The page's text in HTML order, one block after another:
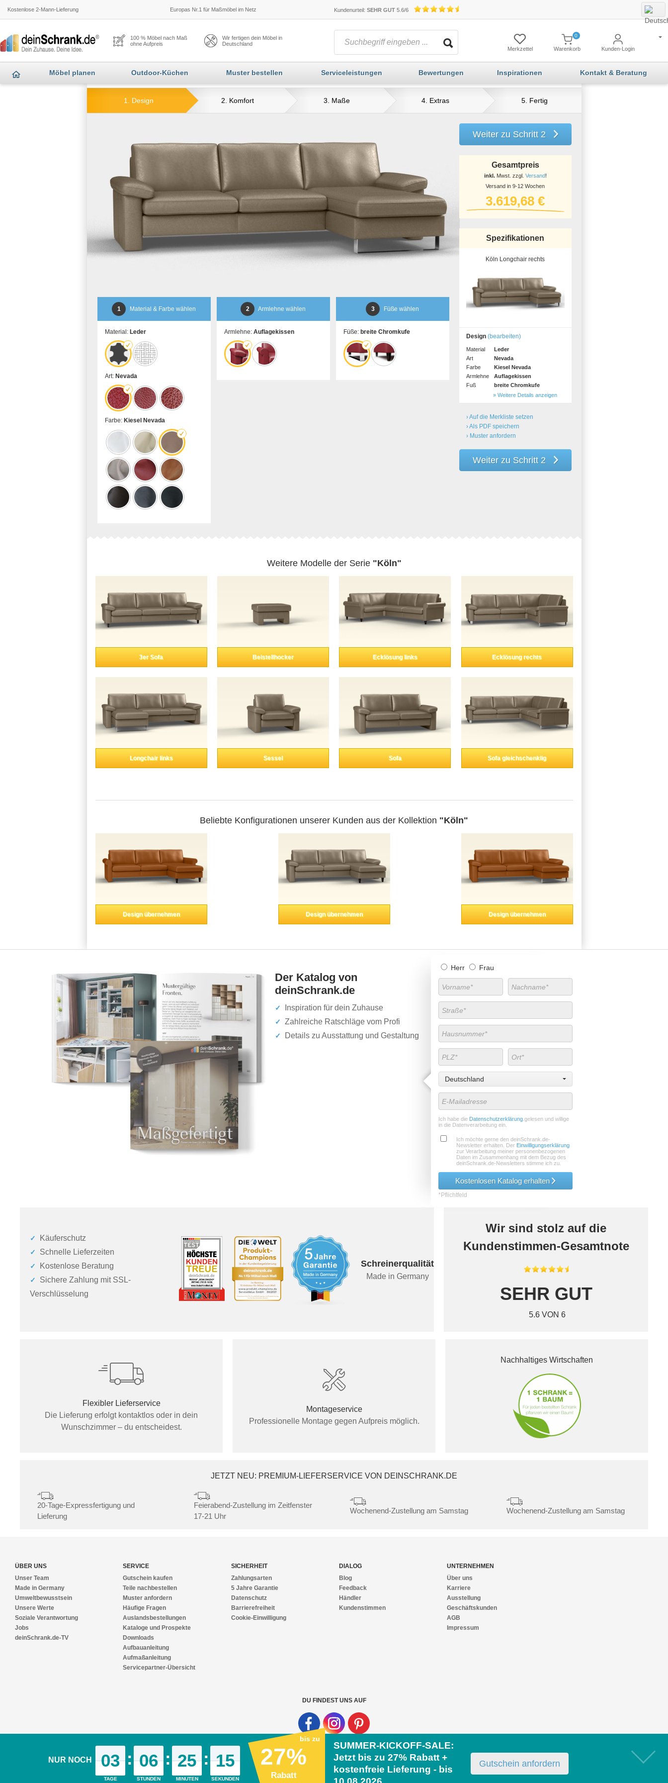
Kostenlose 2-Mann-Lieferung Europas Nr.1 für Maßmöbel im Netz Kundenurteil: SEHR GUT 5.6/6
100 % Möbel nach Maß
ohne Aufpreis
Wir fertigen dein Möbel in
Deutschland
Merkzettel
Warenkorb
0
Kunden-Login
Möbel planen Outdoor-Küchen Muster bestellen Serviceleistungen Bewertungen Inspirationen Kontakt & Beratung
5. Fertig
4. Extras
3. Maße
2. Komfort
1. Design
1 Material & Farbe wählen
Material: Leder
Art: Nevada
Farbe: Kiesel Nevada
2 Armlehne wählen
Armlehne: Auflagekissen
3 Füße wählen
Füße: breite Chromkufe
Weiter zu Schritt 2
Gesamtpreis
inkl.Mwst. zzgl. Versand!
Versand in 9-12 Wochen
3.619,68 €
Spezifikationen
Köln Longchair rechts
Design (bearbeiten)
Material
Leder
Art
Nevada
Farbe
Kiesel Nevada
Armlehne
Auflagekissen
Fuß
breite Chromkufe
» Weitere Details anzeigen
› Auf die Merkliste setzen
› Als PDF speichern
› Muster anfordern
Weiter zu Schritt 2
Weitere Modelle der Serie "Köln"
3er Sofa Beistellhocker Ecklösung links Ecklösung rechts
Longchair links Sessel Sofa Sofa gleichschenklig
Beliebte Konfigurationen unserer Kunden aus der Kollektion "Köln"
Design übernehmen Design übernehmen Design übernehmen
Der Katalog von
deinSchrank.de
Inspiration für dein Zuhause
Zahlreiche Ratschläge vom Profi
Details zu Ausstattung und Gestaltung
Herr Frau
Deutschland
Ich habe dieDatenschutzerklärung.gelesen und willige
in die Datenverarbeitung ein.
Ich möchte gerne den deinSchrank.de-
Newsletter erhalten. Der Einwilligungserklärung
zur Verarbeitung meiner personenbezogenen
Daten im Zusammenhang mit dem Bezug des
deinSchrank.de-Newsletters stimme ich zu.
Kostenlosen Katalog erhalten
*Pflichtfeld
Käuferschutz
Schnelle Lieferzeiten
Kostenlose Beratung
Sichere Zahlung mit SSL-
Verschlüsselung
Schreinerqualität
Made in Germany
Wir sind stolz auf die
Kundenstimmen-Gesamtnote
SEHR GUT
5.6 VON 6
Flexibler Lieferservice
Die Lieferung erfolgt kontaktlos oder in dein
Wunschzimmer – du entscheidest.
Montageservice
Professionelle Montage gegen Aufpreis möglich.
Nachhaltiges Wirtschaften
JETZT NEU: PREMIUM-LIEFERSERVICE VON DEINSCHRANK.DE
20-Tage-Expressfertigung und
Lieferung
Feierabend-Zustellung im Zeitfenster
17-21 Uhr
Wochenend-Zustellung am Samstag Wochenend-Zustellung am Samstag
ÜBER UNS
Unser Team
Made in Germany
Umweltbewusstsein
Unsere Werte
Soziale Verantwortung
Jobs
deinSchrank.de-TV
SERVICE
Gutschein kaufen
Teile nachbestellen
Muster anfordern
Häufige Fragen
Auslandsbestellungen
Kataloge und Prospekte
Downloads
Aufbauanleitung
Aufmaßanleitung
Servicepartner-Übersicht
SICHERHEIT
Zahlungsarten
5 Jahre Garantie
Datenschutz
Barrierefreiheit
Cookie-Einwilligung
DIALOG
Blog
Feedback
Händler
Kundenstimmen
UNTERNEHMEN
Über uns
Karriere
Ausstellung
Geschäftskunden
AGB
Impressum
DU FINDEST UNS AUF
MEUBELS OP MAAT VIND JE OOK OP ONZE VERDERE WEBPAGINA'S
deinSchrank.de| deineSchiebetuer.de|deinMasstisch.de|deineAnkleide.de
NUR NOCH 03
TAGE
: 06
STUNDEN
: 25
MINUTEN
: 14
SEKUNDEN
bis zu
27%
Rabatt
SUMMER-KICKOFF-SALE:
Jetzt bis zu 27% Rabatt +
kostenfreie Lieferung - bis
Gutschein anfordern